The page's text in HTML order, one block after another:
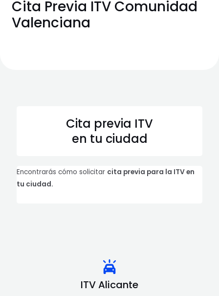
Cita Previa ITV Comunidad
Valenciana
Cita previa ITV
en tu ciudad
Encontrarás cómo solicitar cita previa para la ITV en
tu ciudad.
ITV Alicante